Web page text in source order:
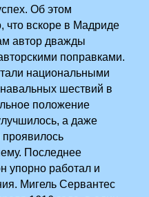
Об этом
что вскоре в Мадриде
автор дважды
поправками.
национальными
шествий в
положение
а даже
Последнее
упорно работал и
Мигель Сервантес